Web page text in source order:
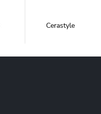
Cerastyle